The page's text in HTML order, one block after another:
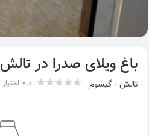
باغ ویلای صدرا در تالش
تالش - گیسوم 0.0 امتیاز از تعداد 0 رای